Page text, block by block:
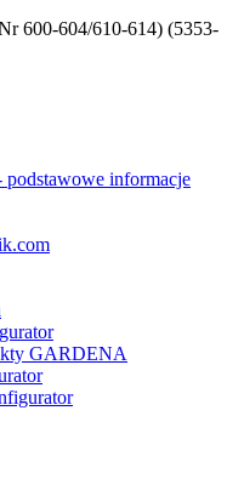
informacje
GARDENA